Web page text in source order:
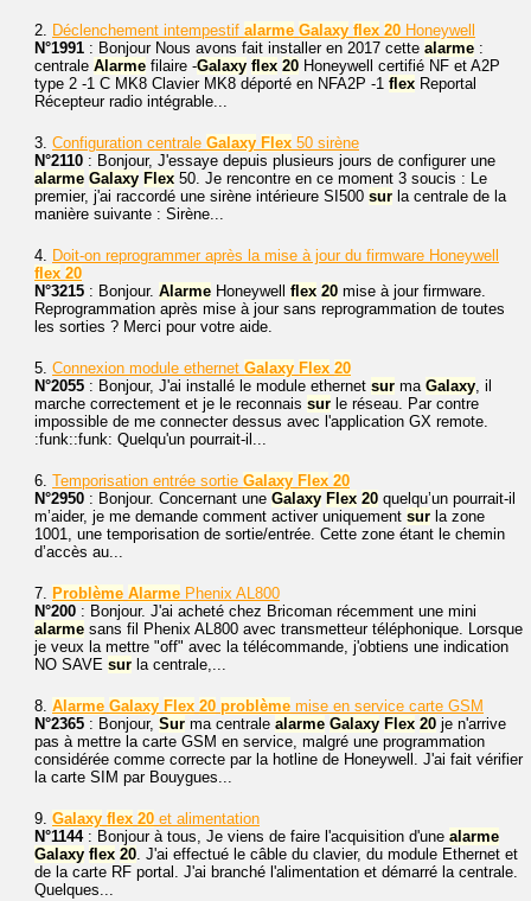
2. Déclenchement intempestif alarme Galaxy flex 20 Honeywell
N°1991 : Bonjour Nous avons fait installer en 2017 cette alarme :
centrale Alarme filaire -Galaxy flex 20 Honeywell certifié NF et A2P
type 2 -1 C MK8 Clavier MK8 déporté en NFA2P -1 flex Reportal
Récepteur radio intégrable...
3. Configuration centrale Galaxy Flex 50 sirène
N°2110 : Bonjour, J'essaye depuis plusieurs jours de configurer une
alarme Galaxy Flex 50. Je rencontre en ce moment 3 soucis : Le
premier, j'ai raccordé une sirène intérieure SI500 sur la centrale de la
manière suivante : Sirène...
4. Doit-on reprogrammer après la mise à jour du firmware Honeywell
flex 20
N°3215 : Bonjour. Alarme Honeywell flex 20 mise à jour firmware.
Reprogrammation après mise à jour sans reprogrammation de toutes
les sorties ? Merci pour votre aide.
5. Connexion module ethernet Galaxy Flex 20
N°2055 : Bonjour, J'ai installé le module ethernet sur ma Galaxy, il
marche correctement et je le reconnais sur le réseau. Par contre
impossible de me connecter dessus avec l'application GX remote.
:funk::funk: Quelqu'un pourrait-il...
6. Temporisation entrée sortie Galaxy Flex 20
N°2950 : Bonjour. Concernant une Galaxy Flex 20 quelqu’un pourrait-il
m’aider, je me demande comment activer uniquement sur la zone
1001, une temporisation de sortie/entrée. Cette zone étant le chemin
d’accès au...
7. Problème Alarme Phenix AL800
N°200 : Bonjour. J'ai acheté chez Bricoman récemment une mini
alarme sans fil Phenix AL800 avec transmetteur téléphonique. Lorsque
je veux la mettre "off" avec la télécommande, j'obtiens une indication
NO SAVE sur la centrale,...
8. Alarme Galaxy Flex 20 problème mise en service carte GSM
N°2365 : Bonjour, Sur ma centrale alarme Galaxy Flex 20 je n'arrive
pas à mettre la carte GSM en service, malgré une programmation
considérée comme correcte par la hotline de Honeywell. J'ai fait vérifier
la carte SIM par Bouygues...
9. Galaxy flex 20 et alimentation
N°1144: Bonjour à tous, Je viens de faire l'acquisition d'une alarme
Galaxy flex 20. J'ai effectué le câble du clavier, du module Ethernet et
de la carte RF portal. J'ai branché l'alimentation et démarré la centrale.
Quelques...